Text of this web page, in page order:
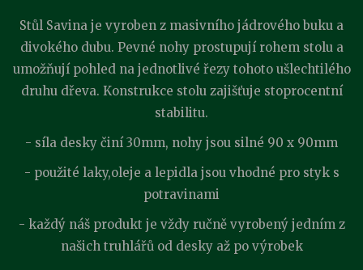
Stůl Savina je vyroben z masivního jádrového buku a
divokého dubu. Pevné nohy prostupují rohem stolu a
umožňují pohled na jednotlivé řezy tohoto ušlechtilého
druhu dřeva. Konstrukce stolu zajišťuje stoprocentní
stabilitu.
- síla desky činí 30mm, nohy jsou silné 90 x 90mm
- použité laky,oleje a lepidla jsou vhodné pro styk s
potravinami
- každý náš produkt je vždy ručně vyrobený jedním z
našich truhlářů od desky až po výrobek